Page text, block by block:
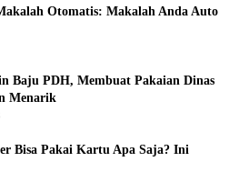
Otomatis: Makalah Anda Auto
Baju PDH, Membuat Pakaian Dinas
Menarik
Bisa Pakai Kartu Apa Saja? Ini